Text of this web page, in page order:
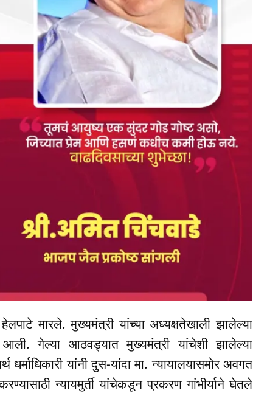
हेलपाटे मारले. मुख्यमंत्री यांच्या अध्यक्षतेखाली झालेल्या
आली. गेल्या आठवड्यात मुख्यमंत्री यांचेशी झालेल्या
यांनी दुस-यांदा मा. न्यायालयासमोर अवगत
न्यायमुर्ती यांचेकडून प्रकरण गांभीर्याने घेतले